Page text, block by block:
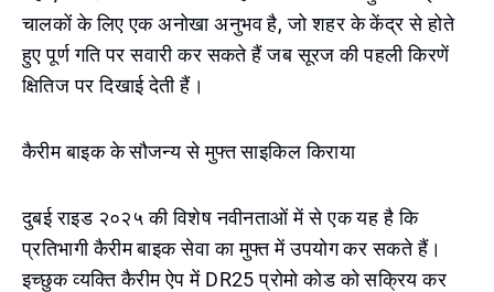
चालकों के लिए एक अनोखा अनुभव है, जो शहर के केंद्र से होते
हुए पूर्ण गति पर सवारी कर सकते हैं जब सूरज की पहली किरणें
क्षितिज पर दिखाई देती हैं।
कैरीम बाइक के सौजन्य से मुफ्त साइकिल किराया
दुबई राइड २०२५ की विशेष नवीनताओं में से एक यह है कि
प्रतिभागी कैरीम बाइक सेवा का मुफ्त में उपयोग कर सकते हैं।
इच्छुक व्यक्ति कैरीम ऐप में DR25 प्रोमो कोड को सक्रिय कर